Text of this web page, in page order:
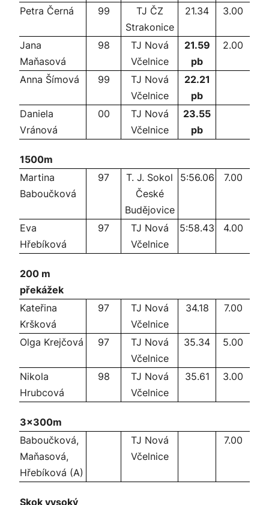
Petra Černá 99
TJ ČZ
Strakonice
21.34 3.00
Jana
Maňasová
98
TJ Nová
Včelnice
21.59
pb
2.00
Anna Šímová 99
TJ Nová
Včelnice
22.21
pb
Daniela
Vránová
00
TJ Nová
Včelnice
23.55
pb
1500m
Martina
Baboučková
97
T. J. Sokol
České
Budějovice
5:56.06 7.00
Eva
Hřebíková
97
TJ Nová
Včelnice
5:58.43 4.00
200 m
překážek
Kateřina
Kršková
97
TJ Nová
Včelnice
34.18 7.00
Olga Krejčová 97
TJ Nová
Včelnice
35.34 5.00
Nikola
Hrubcová
98
TJ Nová
Včelnice
35.61 3.00
3x300m
Baboučková,
Maňasová,
Hřebíková (A)
TJ Nová
Včelnice
7.00
Skok vysoký